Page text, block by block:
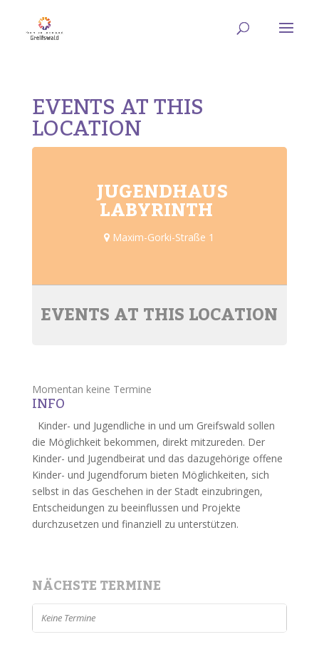
EVENTS AT THIS
LOCATION
JUGENDHAUS
LABYRINTH
Maxim-Gorki-Straße 1
EVENTS AT THIS LOCATION
Momentan keine Termine
INFO
Kinder- und Jugendliche in und um Greifswald sollen
die Möglichkeit bekommen, direkt mitzureden. Der
Kinder- und Jugendbeirat und das dazugehörige offene
Kinder- und Jugendforum bieten Möglichkeiten, sich
selbst in das Geschehen in der Stadt einzubringen,
Entscheidungen zu beeinflussen und Projekte
durchzusetzen und finanziell zu unterstützen.
NÄCHSTE TERMINE
Keine Termine